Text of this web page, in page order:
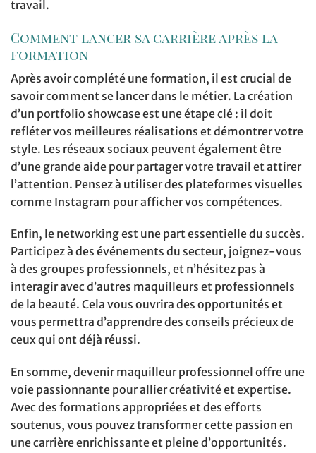
travail.
Comment lancer sa carrière après la
formation
Après avoir complété une formation, il est crucial de
savoir comment se lancer dans le métier. La création
d’un portfolio showcase est une étape clé : il doit
refléter vos meilleures réalisations et démontrer votre
style. Les réseaux sociaux peuvent également être
d’une grande aide pour partager votre travail et attirer
l’attention. Pensez à utiliser des plateformes visuelles
comme Instagram pour afficher vos compétences.
Enfin, le networking est une part essentielle du succès.
Participez à des événements du secteur, joignez-vous
à des groupes professionnels, et n’hésitez pas à
interagir avec d’autres maquilleurs et professionnels
de la beauté. Cela vous ouvrira des opportunités et
vous permettra d’apprendre des conseils précieux de
ceux qui ont déjà réussi.
En somme, devenir maquilleur professionnel offre une
voie passionnante pour allier créativité et expertise.
Avec des formations appropriées et des efforts
soutenus, vous pouvez transformer cette passion en
une carrière enrichissante et pleine d’opportunités.